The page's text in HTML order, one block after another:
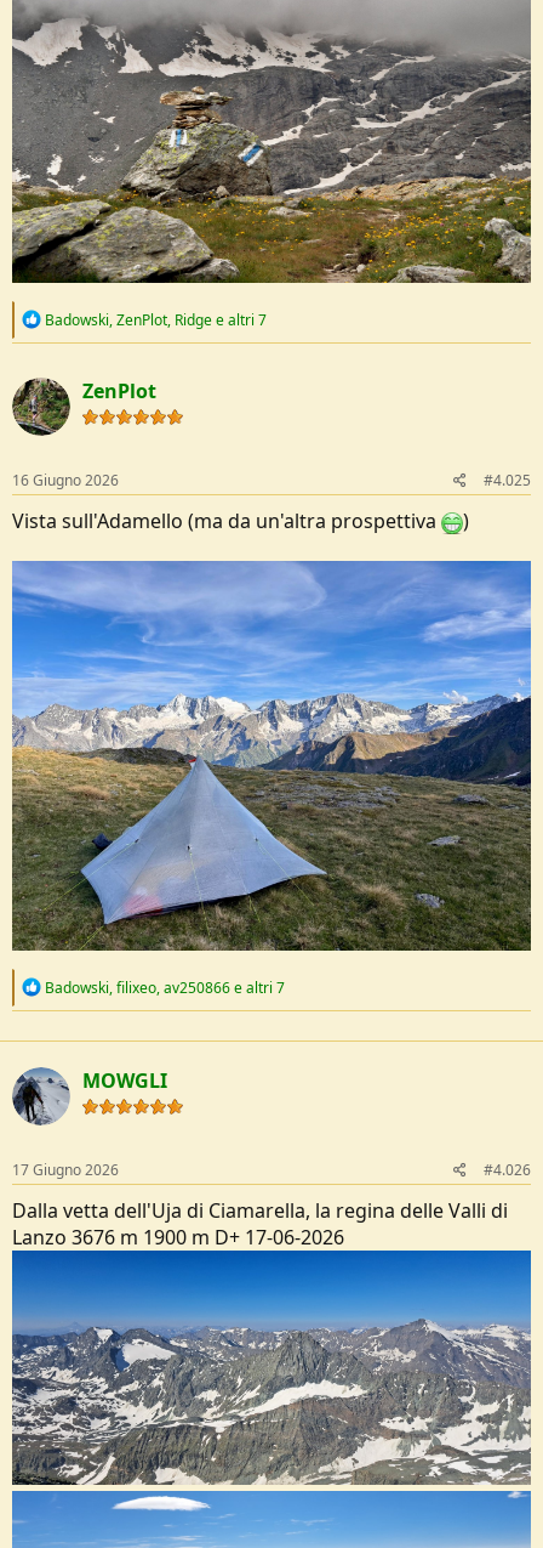
R
c
t
i
o
s
:
Badowski,ZenPlot, Ridgee altri 7
ZenPlot
16 Giugno 2026 #4.025
Vista sull'Adamello (ma da un'altra prospettiva )
R
c
t
i
o
n
:
Badowski,filixeo,av250866e altri 7
MOWGLI
17 Giugno 2026 #4.026
Dalla vetta dell'Uja di Ciamarella, la regina delle Valli di
Lanzo 3676 m 1900 m D+ 17-06-2026